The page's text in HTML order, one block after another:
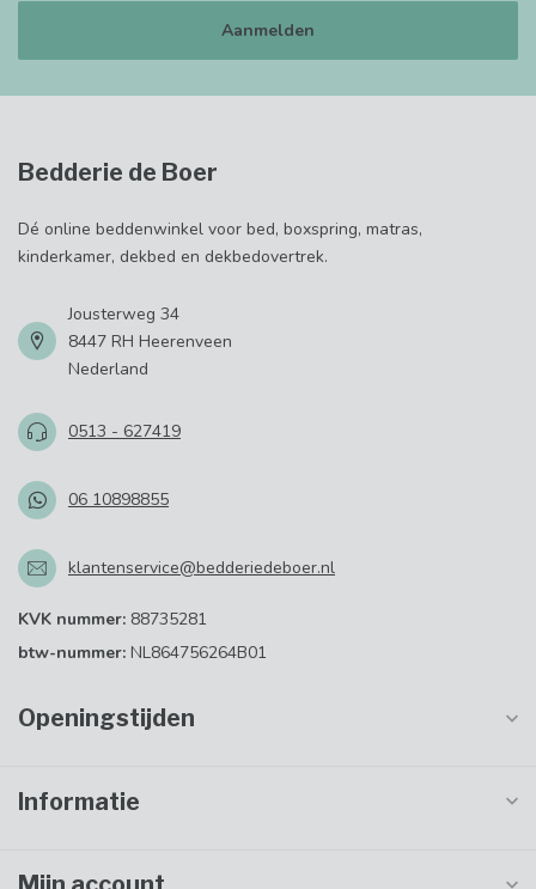
Aanmelden
Bedderie de Boer
Dé online beddenwinkel voor bed, boxspring, matras,
kinderkamer, dekbed en dekbedovertrek.
Jousterweg 34
8447 RH Heerenveen
Nederland
0513 - 627419
06 10898855
klantenservice@bedderiedeboer.nl
KVK nummer: 88735281
btw-nummer: NL864756264B01
Openingstijden
Informatie